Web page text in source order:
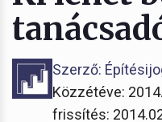
Szerző:
Közzétéve:
frissítés: